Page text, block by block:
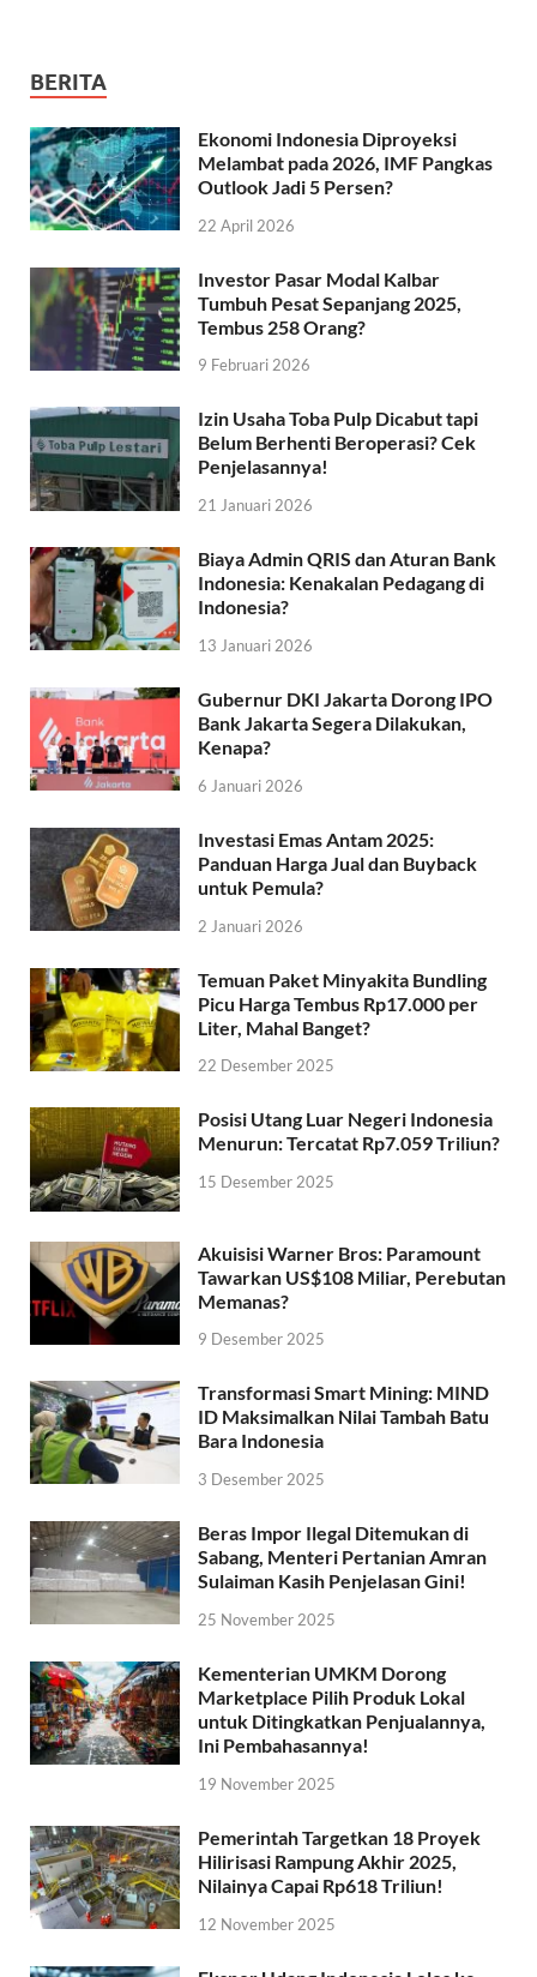
BERITA
Ekonomi Indonesia Diproyeksi
Melambat pada 2026, IMF Pangkas
Outlook Jadi 5 Persen?
22 April 2026
Investor Pasar Modal Kalbar
Tumbuh Pesat Sepanjang 2025,
Tembus 258 Orang?
9 Februari 2026
Izin Usaha Toba Pulp Dicabut tapi
Belum Berhenti Beroperasi? Cek
Penjelasannya!
21 Januari 2026
Biaya Admin QRIS dan Aturan Bank
Indonesia: Kenakalan Pedagang di
Indonesia?
13 Januari 2026
Gubernur DKI Jakarta Dorong IPO
Bank Jakarta Segera Dilakukan,
Kenapa?
6 Januari 2026
Investasi Emas Antam 2025:
Panduan Harga Jual dan Buyback
untuk Pemula?
2 Januari 2026
Temuan Paket Minyakita Bundling
Picu Harga Tembus Rp17.000 per
Liter, Mahal Banget?
22 Desember 2025
Posisi Utang Luar Negeri Indonesia
Menurun: Tercatat Rp7.059 Triliun?
15 Desember 2025
Akuisisi Warner Bros: Paramount
Tawarkan US$108 Miliar, Perebutan
Memanas?
9 Desember 2025
Transformasi Smart Mining: MIND
ID Maksimalkan Nilai Tambah Batu
Bara Indonesia
3 Desember 2025
Beras Impor Ilegal Ditemukan di
Sabang, Menteri Pertanian Amran
Sulaiman Kasih Penjelasan Gini!
25 November 2025
Kementerian UMKM Dorong
Marketplace Pilih Produk Lokal
untuk Ditingkatkan Penjualannya,
Ini Pembahasannya!
19 November 2025
Pemerintah Targetkan 18 Proyek
Hilirisasi Rampung Akhir 2025,
Nilainya Capai Rp618 Triliun!
12 November 2025